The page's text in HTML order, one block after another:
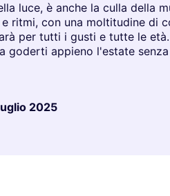
luce, è anche la culla della
ritmi, con una moltitudine di
per tutti i gusti e tutte le
goderti appieno l'estate
2025